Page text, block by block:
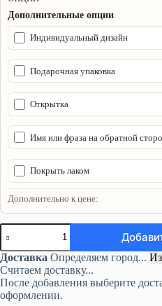
Дополнительные опции
Индивидуальный дизайн
Подарочная упаковка
Открытка
Имя или фраза на обратной
Покрыть лаком
Дополнительно к цене:
Количество
товара
Инь
Ян
с
магическими
символами
Доставка Определяем город...
Считаем доставку...
После добавления выберите
оформлении.